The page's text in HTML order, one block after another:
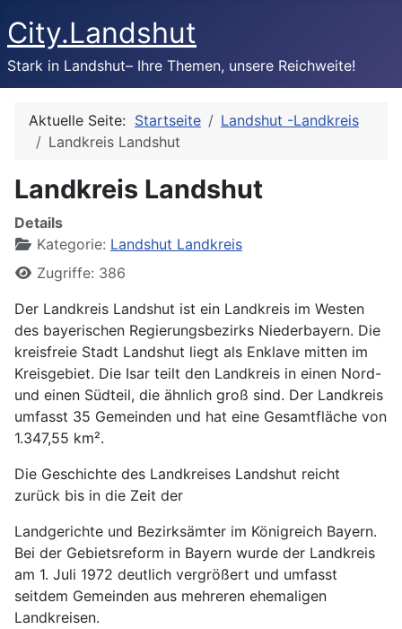
City.Landshut
Stark in Landshut– Ihre Themen, unsere Reichweite!
Aktuelle Seite: Startseite
Landshut -Landkreis
Landkreis Landshut
Landkreis Landshut
Details
Kategorie: Landshut Landkreis
Zugriffe: 386
Der Landkreis Landshut ist ein Landkreis im Westen
des bayerischen Regierungsbezirks Niederbayern. Die
kreisfreie Stadt Landshut liegt als Enklave mitten im
Kreisgebiet. Die Isar teilt den Landkreis in einen Nord-
und einen Südteil, die ähnlich groß sind. Der Landkreis
umfasst 35 Gemeinden und hat eine Gesamtfläche von
1.347,55 km².
Die Geschichte des Landkreises Landshut reicht
zurück bis in die Zeit der
Landgerichte und Bezirksämter im Königreich Bayern.
Bei der Gebietsreform in Bayern wurde der Landkreis
am 1. Juli 1972 deutlich vergrößert und umfasst
seitdem Gemeinden aus mehreren ehemaligen
Landkreisen.